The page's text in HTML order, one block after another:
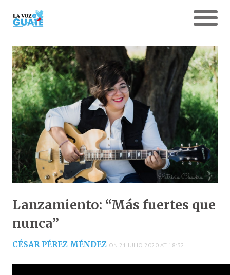
Lanzamiento: “Más fuertes que
nunca”
CÉSAR PÉREZ MÉNDEZ ON 21 JULIO 2020 AT 18:32